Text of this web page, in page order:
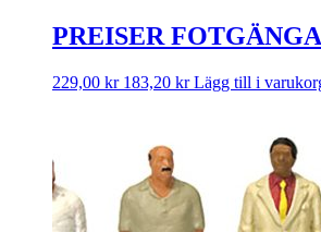
PREISER
229,00 kr 183,20 kr Lägg till i